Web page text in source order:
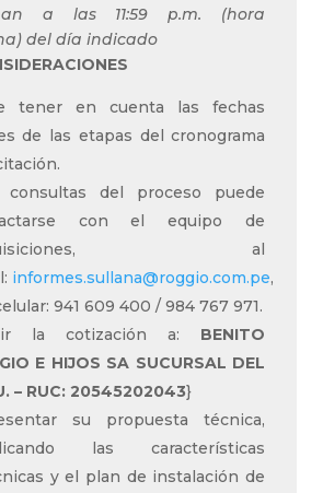
a las 11:59 p.m. (hora
del día indicado
tener en cuenta las fechas
de las etapas del cronograma
consultas del proceso puede
con el equipo de
al
informes.sullana@roggio.com.pe,
941 609 400 / 984 767 971.
la cotización a: BENITO
E HIJOS SA SUCURSAL DEL
– RUC: 20545202043}
su propuesta técnica,
las características
y el plan de instalación de